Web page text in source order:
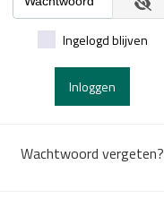
Ingelogd blijven
Inloggen
Wachtwoord vergeten?